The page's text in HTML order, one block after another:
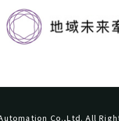
Co.,Ltd. All